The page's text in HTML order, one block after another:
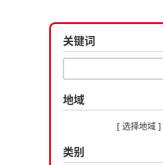
关键词
地域
[ 选择地域 ]
类别